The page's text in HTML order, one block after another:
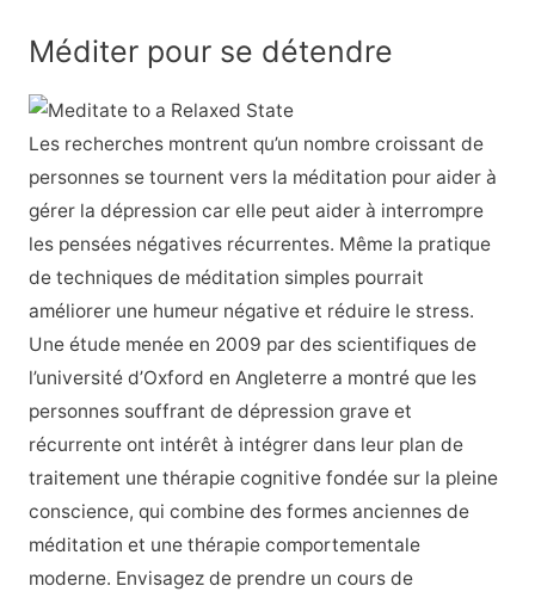
Méditer pour se détendre
Les recherches montrent qu’un nombre croissant de
personnes se tournent vers la méditation pour aider à
gérer la dépression car elle peut aider à interrompre
les pensées négatives récurrentes. Même la pratique
de techniques de méditation simples pourrait
améliorer une humeur négative et réduire le stress.
Une étude menée en 2009 par des scientifiques de
l’université d’Oxford en Angleterre a montré que les
personnes souffrant de dépression grave et
récurrente ont intérêt à intégrer dans leur plan de
traitement une thérapie cognitive fondée sur la pleine
conscience, qui combine des formes anciennes de
méditation et une thérapie comportementale
moderne. Envisagez de prendre un cours de